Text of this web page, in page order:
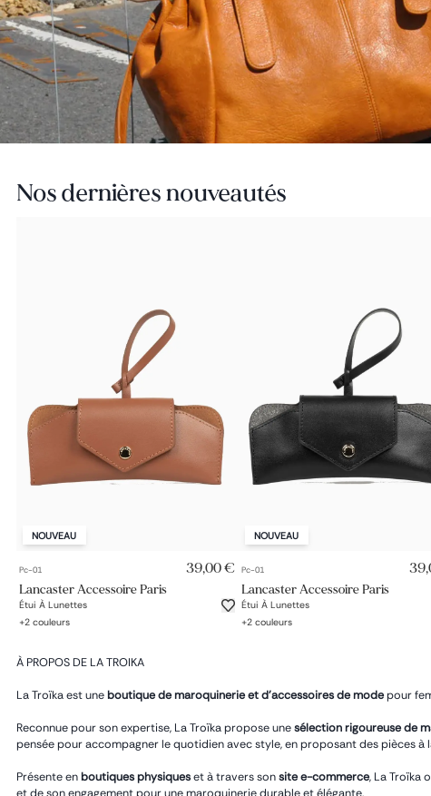
Nos dernières nouveautés
NOUVEAU
Pc-01 39,00 €
Lancaster Accessoire Paris
Étui À Lunettes
+2 couleurs
NOUVEAU
Pc-01
Lancaster Accessoire Paris
Étui À Lunettes
+2 couleurs
À PROPOS DE LA TROIKA
La Troïka est uneboutique de maroquinerie et d’accessoires de modepour
Reconnue pour son expertise, La Troïka propose unesélection rigoureuse de
pensée pour accompagner le quotidien avec style, en proposant des pièces
Présente enboutiques physiqueset à travers sonsite e-commerce, La Troïka